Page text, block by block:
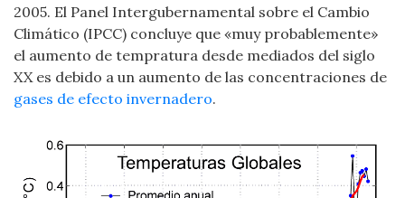
2005. El Panel Intergubernamental sobre el Cambio
Climático (IPCC) concluye que «muy probablemente»
el aumento de tempratura desde mediados del siglo
XX es debido a un aumento de las concentraciones de
gases de efecto invernadero.